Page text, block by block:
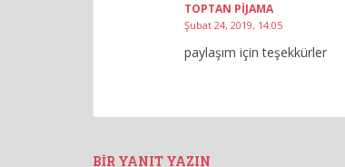
TOPTAN PIJAMA
Şubat 24, 2019, 14:05
paylaşım için teşekkürler
BIR YANIT YAZIN